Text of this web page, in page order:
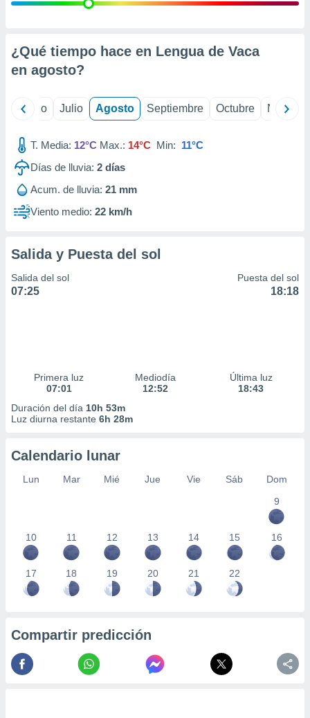
e
mediante
de
1199
¿Qué tiempo hace en Lengua de Vaca
en agosto?
Junio Julio Agosto Septiembre Octubre
T. Media: 12°C Max.: 14°C Min: 11°C
Días de lluvia: 2 días
Acum. de lluvia: 21 mm
Viento medio: 22 km/h
Salida y Puesta del sol
Salida del sol
07:25
Puesta del sol
18:18
Primera luz
07:01
Mediodía
12:52
Última luz
18:43
Duración del día 10h 53m
Luz diurna restante 6h 28m
Calendario lunar
Lun Mar Mié Jue Vie Sáb
Dom
9
10 11 12 13 14 15 16
17 18 19 20 21 22
Compartir predicción